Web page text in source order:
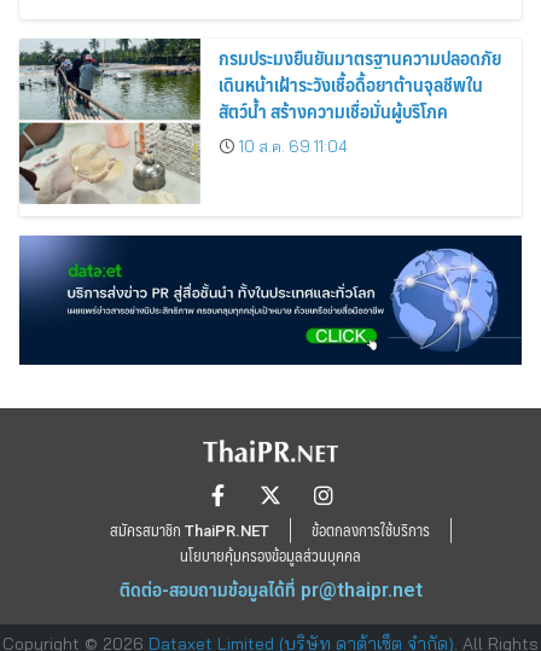
กรมประมงยืนยันมาตรฐานความปลอดภัย
เดินหน้าเฝ้าระวังเชื้อดื้อยาต้านจุลชีพใน
สัตว์น้ำ สร้างความเชื่อมั่นผู้บริโภค
10 ส.ค. 69 11:04
สมัครสมาชิก ThaiPR.NET
ข้อตกลงการใช้บริการ
นโยบายคุ้มครองข้อมูลส่วนบุคคล
ติดต่อ-สอบถามข้อมูลได้ที่ pr@thaipr.net
Copyright © 2026 Dataxet Limited (บริษัท ดาต้าเซ็ต จำกัด). All Rights